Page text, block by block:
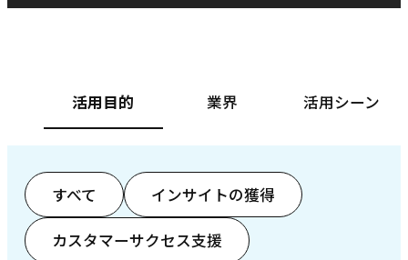
活用目的 業界 活用シーン
すべて インサイトの獲得
カスタマーサクセス支援